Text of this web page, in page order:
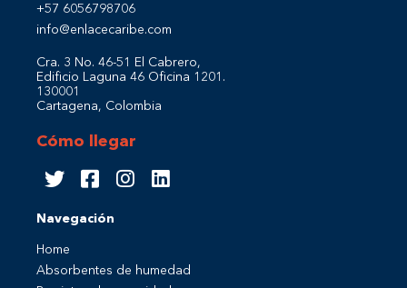
+57 6056798706
info@enlacecaribe.com
Cra. 3 No. 46-51 El Cabrero,
Edificio Laguna 46 Oficina 1201.
130001
Cartagena, Colombia
Cómo llegar
Navegación
Home
Absorbentes de humedad